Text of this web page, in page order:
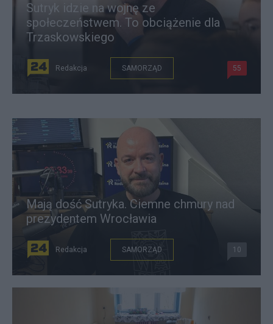
Sutryk idzie na wojnę ze
społeczeństwem. To obciążenie dla
Trzaskowskiego
Redakcja SAMORZĄD 55
Mają dość Sutryka. Ciemne chmury nad
prezydentem Wrocławia
Redakcja SAMORZĄD 10